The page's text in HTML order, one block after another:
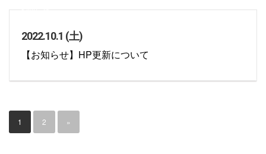
2022.10.1 (土)
お知らせ
【お知らせ】HP更新について
1 2 »